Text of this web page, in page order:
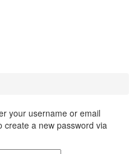
your username or email
create a new password via